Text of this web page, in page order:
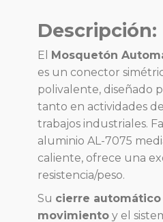
Descripción:
El Mosquetón
es un conector
polivalente, diseñado
tanto en actividades
trabajos industriales.
aluminio AL-7075
caliente, ofrece una
resistencia/peso.
Su cierre
movimiento y el